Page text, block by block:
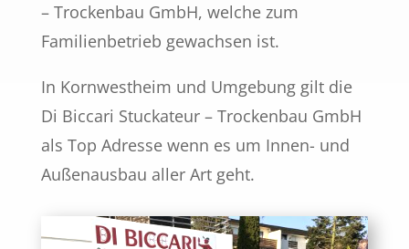
– Trockenbau GmbH, welche zum
Familienbetrieb gewachsen ist.
In Kornwestheim und Umgebung gilt die
Di Biccari Stuckateur – Trockenbau GmbH
als Top Adresse wenn es um Innen- und
Außenausbau aller Art geht.